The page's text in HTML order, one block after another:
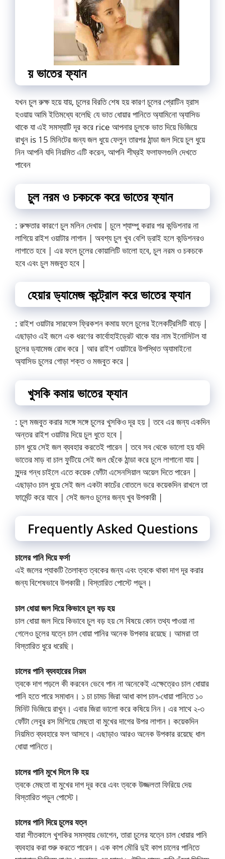
য় ভাতের ফ্যান
যখন চুল রুক্ষ হয়ে যায়, চুলের বিরতি শেষ হয় কারণ চুলের প্রোটিন হ্রাস
হওয়ায় আমি ইতিমধ্যে বলেছি যে ভাত ধোয়ার পানিতে অ্যামিনো অ্যাসিড
থাকে যা এই সমস্যাটি দূর করে rice আপনার চুলকে ভাত দিয়ে ভিজিয়ে
রাখুন is 15 মিনিটের জন্য জল ধুয়ে ফেলুন তারপর ঠান্ডা জল দিয়ে চুল ধুয়ে
নিন আপনি যদি নিয়মিত এটি করেন, আপনি শীঘ্রই ফলাফলগুলি দেখতে
পাবেন
চুল নরম ও চকচকে করে ভাতের ফ্যান
: রুক্ষতার কারণে চুল মলিন দেখায় | চুলে শ্যাম্পু করার পর কন্ডিশনার না
লাগিয়ে রাইশ ওয়াটার লাগান | অবশ্য চুল খুব বেশি ড্রাই হলে কন্ডিশনরও
লাগাতে হবে | এর ফলে চুলের কোয়ালিটি ভালো হবে‚ চুল নরম ও চকচকে
হবে এবং চুল মজবুত হবে |
হেয়ার ড্যামেজ কন্ট্রোল করে ভাতের ফ্যান
: রাইশ ওয়াটার সারফেস ফ্রিকশন কমায় ফলে চুলের ইলেকট্রিসিটি বাড়ে |
এছাড়াও এই জলে এক ধরণের কার্বোহাইড্রেট থাকে যার নাম ইনোসিটল যা
চুলের ড্যামেজ রোধ করে | আর রাইশ ওয়াটারে উপস্থিত অ্যামাইনো
অ্যাসিড চুলের গোড়া শক্ত ও মজবুত করে |
খুসকি কমায় ভাতের ফ্যান
: চুল মজবুত করার সঙ্গে সঙ্গে চুলের খুসকিও দূর হয় | তবে এর জন্য একদিন
অন্তর রাইশ ওয়াটার দিয়ে চুল ধুতে হবে |
চাল ধুয়ে সেই জল ব্যবহার করতেই পারেন | তবে সব থেকে ভালো হয় যদি
ভাতের মাড় বা চাল ফুটিয়ে সেই জল ছেঁকে ঠান্ডা করে চুলে লাগানো যায় |
সুন্দর গন্ধ চাইলে এতে কয়েক ফোঁটা এসেনসিয়াল অয়েল দিতে পারেন |
এছাড়াও চাল ধুয়ে সেই জল একটা কাচেঁর বোতলে ভরে কয়েকদিন রাখলে তা
ফার্মেন্ট করে যাবে | সেই জলও চুলের জন্য খুব উপকারী |
Frequently Asked Questions
চালের পানি দিয়ে ফর্সা
এই জলের প্যাকটি তৈলাক্ত ত্বকের জন্য এবং ত্বকে থাকা দাগ দূর করার
জন্য বিশেষভাবে উপকারী। বিস্তারিত পোস্টে পড়ুন।
চাল ধোয়া জল দিয়ে কিভাবে চুল বড় হয়
চাল ধোয়া জল দিয়ে কিভাবে চুল বড় হয় সে বিষয়ে কোন তথ্য পাওয়া না
গেলেও চুলের যত্নে চাল ধোয়া পানির অনেক উপকার রয়েছে। আমরা তা
বিস্তারিত ধুরে ধরেছি।
চালের পানি ব্যবহারের নিয়ম
ত্বকে দাগ পড়লে কী করবেন ভেবে পান না অনেকেই এক্ষেত্রেও চাল ধোয়ার
পানি হতে পারে সমাধান। ১ চা চামচ জিরা আধা কাপ চাল-ধোয়া পানিতে ১০
মিনিট ভিজিয়ে রাখুন। এবার জিরা ভালো করে কষিয়ে নিন। এর সাথে ২-৩
ফোঁটা লেবুর রস মিশিয়ে মেছতা বা মুখের দাগের উপর লাগান। কয়েকদিন
নিয়মিত ব্যবহারে ফল আসবে। এছাড়াও আরও অনেক উপকার রয়েছে ধাল
ধোয়া পানিতে।
চালের পানি মুখে দিলে কি হয়
ত্বকে মেছতা বা মুখের দাগ দূর করে এবং ত্বকে উজ্জলতা ফিরিয়ে দেয়
বিস্তারিত পড়ুন পোস্টে।
চালের পানি দিয়ে চুলের যত্ন
যারা শীতকালে খুশকির সমস্যায় ভোগেন, তারা চুলের যত্নে চাল ধোয়ার পানি
ব্যবহার করা শুরু করতে পারেন। এক কাপ মৌরি দুই কাপ চালের পানিতে